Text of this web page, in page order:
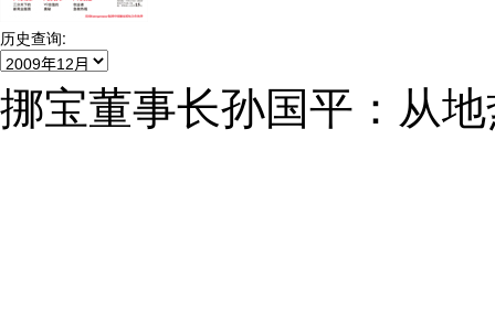
历史查询:
挪宝董事长孙国平：从